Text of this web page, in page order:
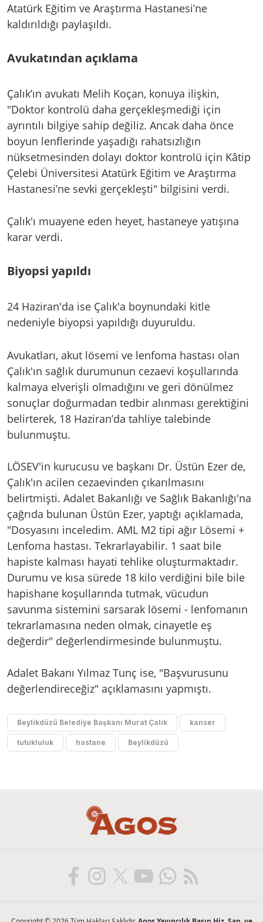
Atatürk Eğitim ve Araştırma Hastanesi’ne
kaldırıldığı paylaşıldı.
Avukatından açıklama
Çalık’ın avukatı Melih Koçan, konuya ilişkin,
"Doktor kontrolü daha gerçekleşmediği için
ayrıntılı bilgiye sahip değiliz. Ancak daha önce
boyun lenflerinde yaşadığı rahatsızlığın
nüksetmesinden dolayı doktor kontrolü için Kâtip
Çelebi Üniversitesi Atatürk Eğitim ve Araştırma
Hastanesi’ne sevki gerçekleşti" bilgisini verdi.
Çalık'ı muayene eden heyet, hastaneye yatışına
karar verdi.
Biyopsi yapıldı
24 Haziran'da ise Çalık'a boynundaki kitle
nedeniyle biyopsi yapıldığı duyuruldu.
Avukatları, akut lösemi ve lenfoma hastası olan
Çalık'ın sağlık durumunun cezaevi koşullarında
kalmaya elverişli olmadığını ve geri dönülmez
sonuçlar doğurmadan tedbir alınması gerektiğini
belirterek, 18 Haziran’da tahliye talebinde
bulunmuştu.
LÖSEV'in kurucusu ve başkanı Dr. Üstün Ezer de,
Çalık'ın acilen cezaevinden çıkarılmasını
belirtmişti. Adalet Bakanlığı ve Sağlık Bakanlığı'na
çağrıda bulunan Üstün Ezer, yaptığı açıklamada,
"Dosyasını inceledim. AML M2 tipi ağır Lösemi +
Lenfoma hastası. Tekrarlayabilir. 1 saat bile
hapiste kalması hayati tehlike oluşturmaktadır.
Durumu ve kısa sürede 18 kilo verdiğini bile bile
hapishane koşullarında tutmak, vücudun
savunma sistemini sarsarak lösemi - lenfomanın
tekrarlamasına neden olmak, cinayetle eş
değerdir" değerlendirmesinde bulunmuştu.
Adalet Bakanı Yılmaz Tunç ise, "Başvurusunu
değerlendireceğiz" açıklamasını yapmıştı.
Beylikdüzü Belediye Başkanı Murat Çalık kanser
tutukluluk hastane Beylikdüzü